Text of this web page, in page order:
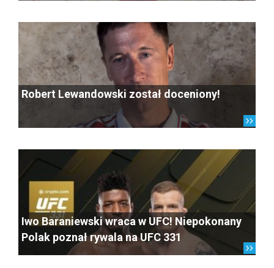
Robert Lewandowski został doceniony!
Iwo Baraniewski wraca w UFC! Niepokonany
Polak poznał rywala na UFC 331